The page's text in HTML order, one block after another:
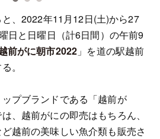
、2022年11月12日(土)から27
日と日曜日（計6日間）の午前9
前がに朝市2022 」を道の駅越前
。
プブランドである「越前が
、越前がにの即売はもちろん、
越前の美味しい魚介類も販売さ